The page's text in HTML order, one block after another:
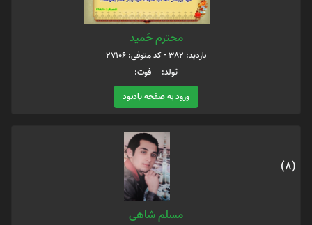
محترم حَمید
بازدید: 382 - کد متوفی: 27106
تولد: فوت:
ورود به صفحه یادبود
(8)
مسلم شاهی